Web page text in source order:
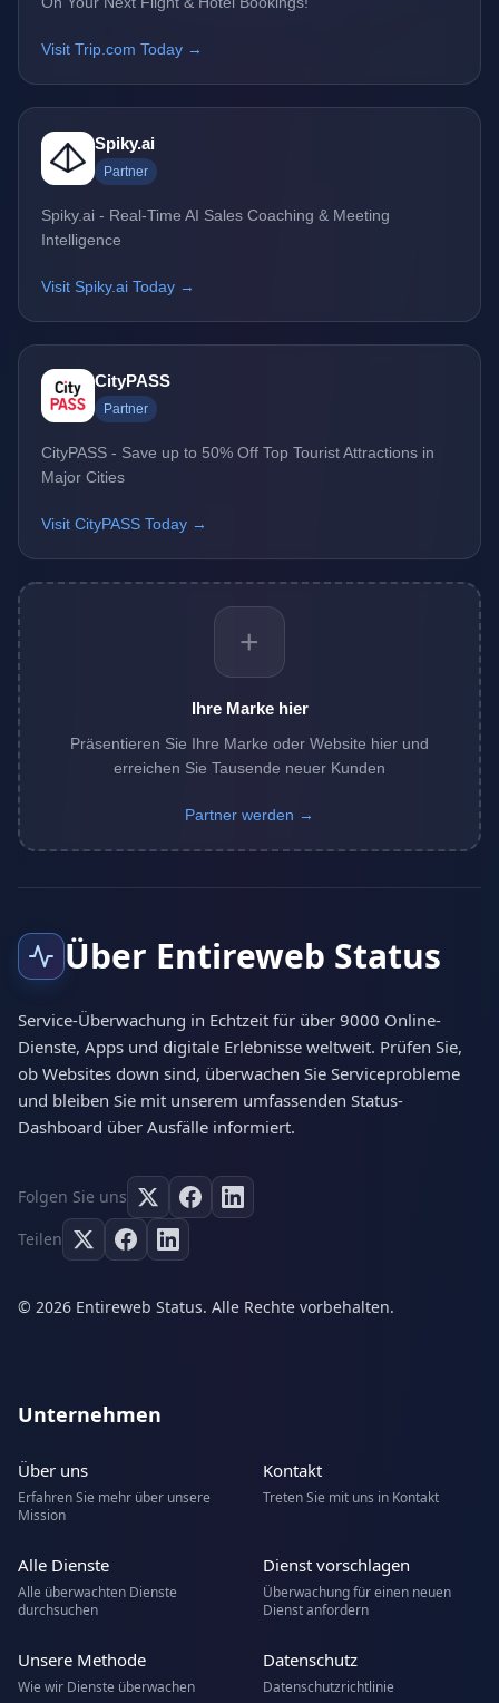
Visit Trip.com Today →
Spiky.ai
Partner
Spiky.ai - Real-Time AI Sales Coaching & Meeting
Intelligence
Visit Spiky.ai Today →
CityPASS
Partner
CityPASS - Save up to 50% Off Top Tourist Attractions in
Major Cities
Visit CityPASS Today →
+
Ihre Marke hier
Präsentieren Sie Ihre Marke oder Website hier und
erreichen Sie Tausende neuer Kunden
Partner werden →
Über Entireweb Status
Service-Überwachung in Echtzeit für über 9000 Online-
Dienste, Apps und digitale Erlebnisse weltweit. Prüfen Sie,
ob Websites down sind, überwachen Sie Serviceprobleme
und bleiben Sie mit unserem umfassenden Status-
Dashboard über Ausfälle informiert.
Folgen Sie uns
Teilen
© 2026 Entireweb Status. Alle Rechte vorbehalten.
Unternehmen
Über uns
Erfahren Sie mehr über unsere
Mission
Kontakt
Treten Sie mit uns in Kontakt
Alle Dienste
Alle überwachten Dienste
durchsuchen
Dienst vorschlagen
Überwachung für einen neuen
Dienst anfordern
Unsere Methode
Wie wir Dienste überwachen
Datenschutz
Datenschutzrichtlinie